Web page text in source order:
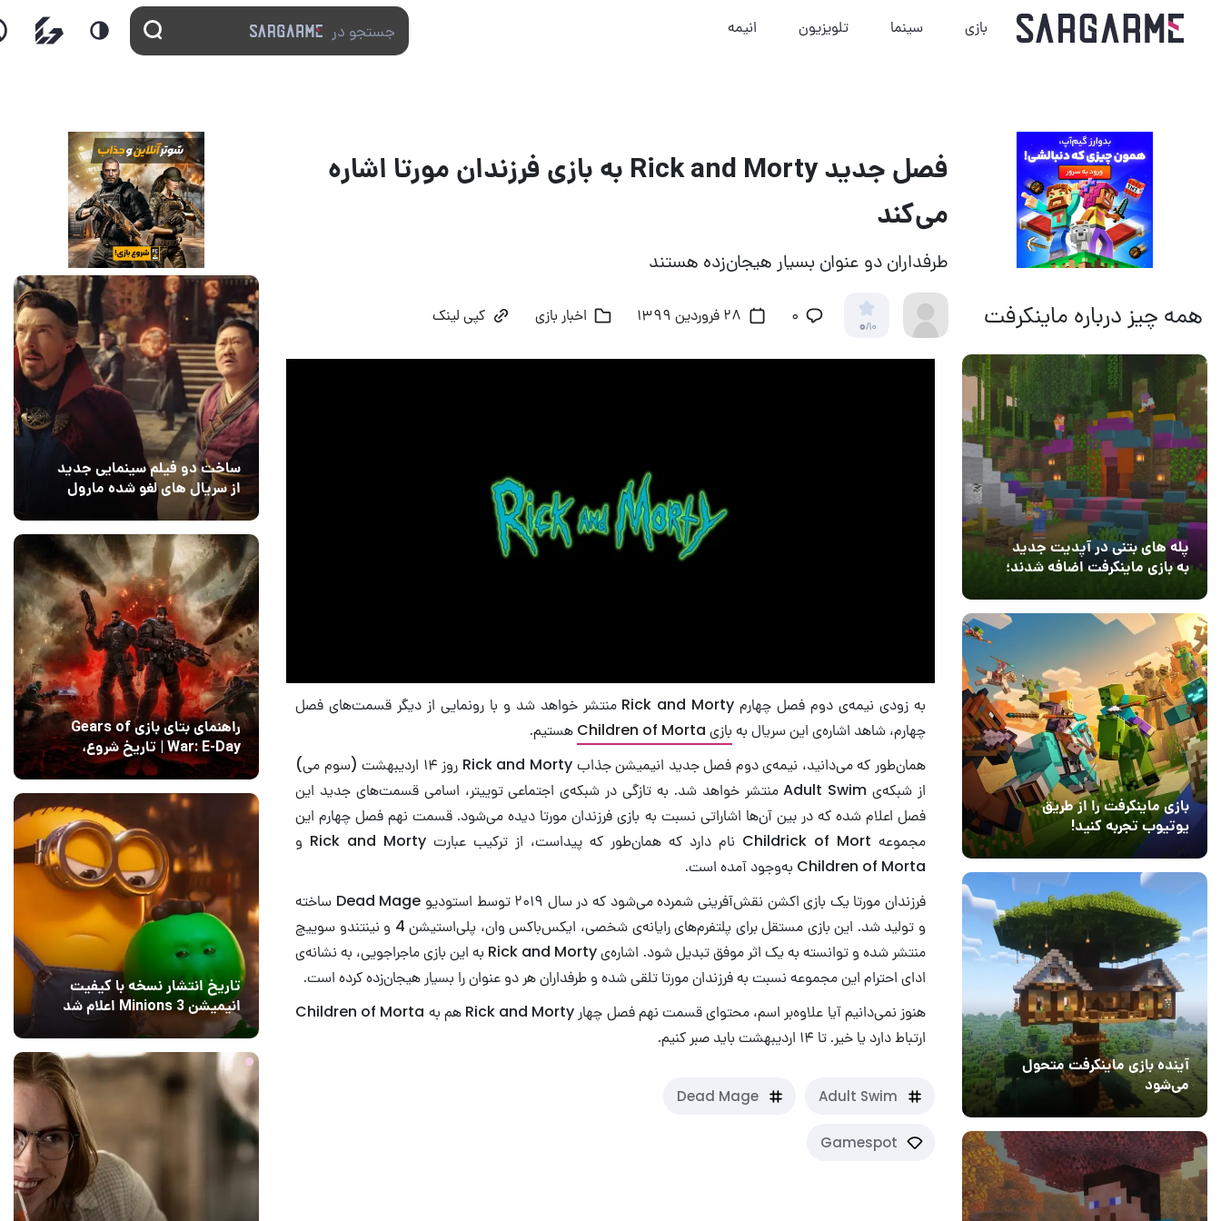
بازی سینما تلویزیون انیمه
همه چیز درباره ماینکرفت
پله های بتنی در آپدیت جدید
به بازی ماینکرفت اضافه شدند؛
بازی ماینکرفت را از طریق
یوتیوب تجربه کنید!
41
آینده بازی ماینکرفت متحول
می‌شود
فصل جدید Rick and Morty به بازی فرزندان مورتا اشاره
می‌کند
طرفداران دو عنوان بسیار هیجان‌زده هستند
0/10 ۰ 28 فروردین 1399 اخبار بازی کپی لینک
به زودی نیمه‌ی دوم فصل چهارم Rick and Morty منتشر خواهد شد و با رونمایی از دیگر قسمت‌های فصل
چهارم، شاهد اشاره‌ی این سریال به بازی Children of Morta
هستیم.
همان‌طور که می‌دانید، نیمه‌ی دوم فصل جدید انیمیشن جذاب Rick and Morty روز ۱۴ اردیبهشت (سوم می)
از شبکه‌ی Adult Swim منتشر خواهد شد. به تازگی در شبکه‌ی اجتماعی توییتر، اسامی قسمت‌های جدید این
فصل اعلام شده که در بین آن‌ها اشاراتی نسبت به بازی فرزندان مورتا دیده می‌شود. قسمت نهم فصل چهارم این
مجموعه Childrick of Mort نام دارد که همان‌طور که پیداست، از ترکیب عبارت Rick and Morty و
Children of Morta به‌وجود آمده است.
فرزندان مورتا یک بازی اکشن نقش‌آفرینی شمرده می‌شود که در سال ۲۰۱۹ توسط استودیو Dead Mage ساخته
و تولید شد. این بازی مستقل برای پلتفرم‌های رایانه‌‌ی شخصی، ایکس‌باکس وان، پلی‌استیشن 4 و نینتندو سوییچ
منتشر شده و توانسته به یک اثر موفق تبدیل شود. اشاره‌ی Rick and Morty به این بازی ماجراجویی، به نشانه‌ی
ادای احترام این مجموعه نسبت به فرزندان مورتا تلقی شده و طرفداران هر دو عنوان را بسیار هیجان‌زده کرده است.
هنوز نمی‌دانیم آیا علاوه‌بر اسم، محتوای قسمت نهم فصل چهار Rick and Morty هم به Children of Morta
ارتباط دارد یا خیر. تا ۱۴ اردیبهشت باید صبر کنیم.
Adult Swim
Dead Mage
Gamespot
14 مرداد 1405
ساخت دو فیلم سینمایی جدید
از سریال های لغو شده مارول
۰
راهنمای بتای بازی Gears of
War: E-Day | تاریخ‌ شروع،
محتواها و نحوه دسترسی
تاریخ انتشار نسخه با کیفیت
انیمیشن Minions 3 اعلام شد